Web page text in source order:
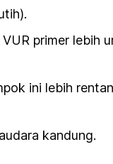
primer lebih
ini lebih
kandung.